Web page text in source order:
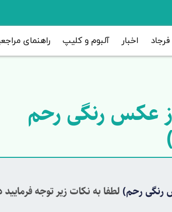
فرجاد اخبار آلبوم و کلیپ راهنمای
عکس رنگی رحم
رنگی رحم)لطفا به نكات زیر توجه